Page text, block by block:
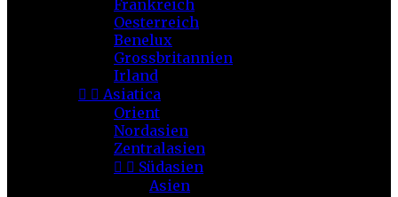
Frankreich
Oesterreich
Benelux
Grossbritannien
Irland
  Asiatica
Orient
Nordasien
Zentralasien
  Südasien
Asien